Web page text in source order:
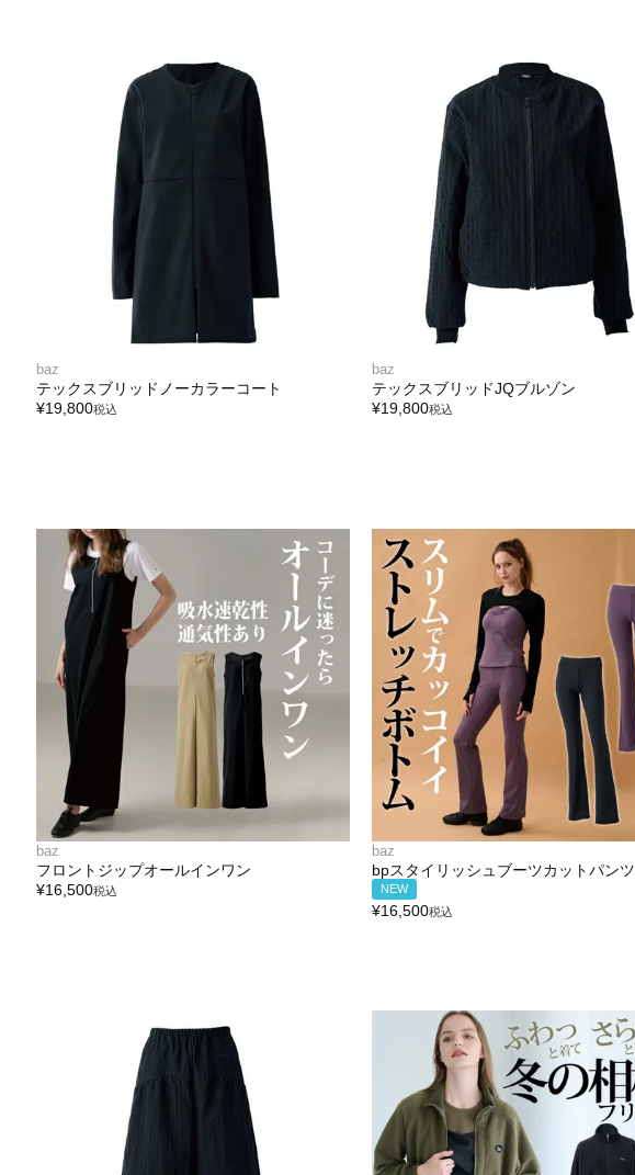
baz
テックスブリッドノーカラーコート
¥19,800税込
baz
テックスブリッドJQブルゾン
¥19,800税込
baz
フロントジップオールインワン
¥16,500税込
baz
bpスタイリッシュブーツカットパンツ
NEW
¥16,500税込